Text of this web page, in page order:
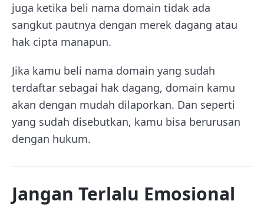
juga ketika beli nama domain tidak ada
sangkut pautnya dengan merek dagang atau
hak cipta manapun.
Jika kamu beli nama domain yang sudah
terdaftar sebagai hak dagang, domain kamu
akan dengan mudah dilaporkan. Dan seperti
yang sudah disebutkan, kamu bisa berurusan
dengan hukum.
Jangan Terlalu Emosional